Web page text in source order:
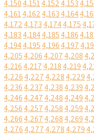
4,1504,1514,1524,153
4,1614,1624,1634,164
4,1724,1734,1744,175
4,1834,1844,1854,186
4,1944,1954,1964,197
4,2054,2064,2074,208
4,2164,2174,2184,219
4,2264,2274,2284,229
4,2364,2374,2384,239
4,2464,2474,2484,249
4,2564,2574,2584,259
4,2664,2674,2684,269
4,2764,2774,2784,279